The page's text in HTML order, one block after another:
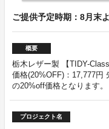
ご提供予定時期：8月末
概要
栃木レザー製 【TIDY-
価格(20%OFF)：17,777円
の20%off価格となります。
プロジェクト名